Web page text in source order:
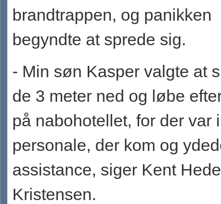
brandtrappen, og panikken
begyndte at sprede sig.
- Min søn Kasper valgte at
de 3 meter ned og løbe
på nabohotellet, for der var
personale, der kom og
assistance, siger Kent
Kristensen.